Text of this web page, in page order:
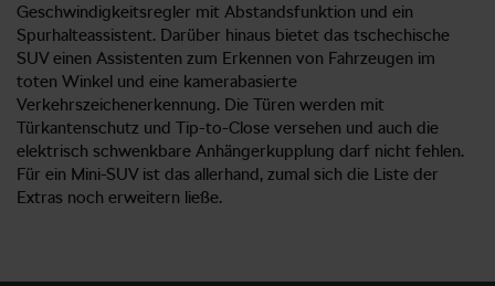
Geschwindigkeitsregler mit Abstandsfunktion und ein
Spurhalteassistent. Darüber hinaus bietet das tschechische
SUV einen Assistenten zum Erkennen von Fahrzeugen im
toten Winkel und eine kamerabasierte
Verkehrszeichenerkennung. Die Türen werden mit
Türkantenschutz und Tip-to-Close versehen und auch die
elektrisch schwenkbare Anhängerkupplung darf nicht fehlen.
Für ein Mini-SUV ist das allerhand, zumal sich die Liste der
Extras noch erweitern ließe.